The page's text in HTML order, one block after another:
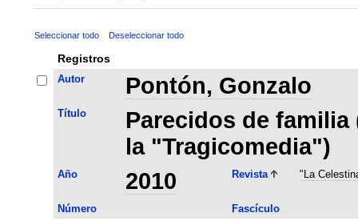
Seleccionar todo Deseleccionar todo
Registros
Autor Pontón, Gonzalo
Título
Parecidos de
la "Tragicomedia")
Año 2010 Revista "La
Número
Fascículo